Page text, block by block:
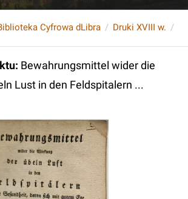
Cyfrowa dLibra Druki XVIII w.
: Bewahrungsmittel wider die
Lust in den Feldspitalern ...